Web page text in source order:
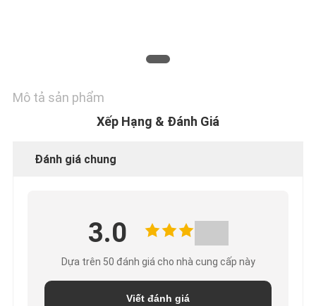
TIN
Mô tả sản phẩm
Xếp Hạng & Đánh Giá
Đánh giá chung
3.0
Dựa trên 50 đánh giá cho nhà cung cấp này
Viết đánh giá